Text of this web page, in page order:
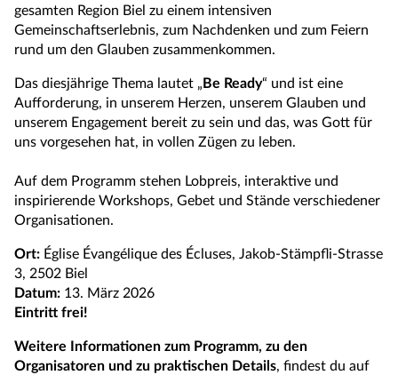
gesamten Region Biel zu einem intensiven
Gemeinschaftserlebnis, zum Nachdenken und zum Feiern
rund um den Glauben zusammenkommen.
Das diesjährige Thema lautet „ Be Ready“ und ist eine
Aufforderung, in unserem Herzen, unserem Glauben und
unserem Engagement bereit zu sein und das, was Gott für
uns vorgesehen hat, in vollen Zügen zu leben.
Auf dem Programm stehen Lobpreis, interaktive und
inspirierende Workshops, Gebet und Stände verschiedener
Organisationen.
Ort: Église Évangélique des Écluses, Jakob-Stämpfli-Strasse
3, 2502 Biel
Datum: 13. März 2026
Eintritt frei!
Weitere Informationen zum Programm, zu den
Organisatoren und zu praktischen Details, findest du auf